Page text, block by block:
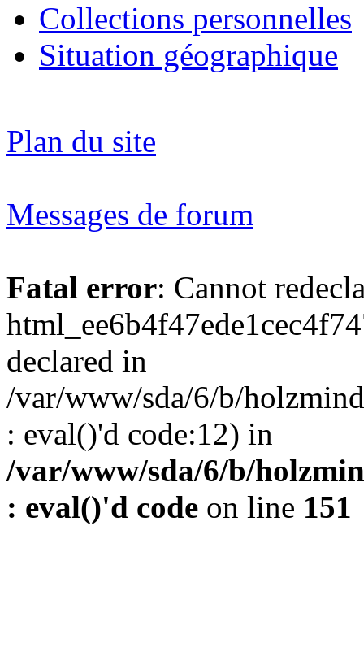
Collections personnelles
Situation géographique
Plan du site
Messages de forum
Fatal error: Cannot
declared in
/var/www/sda/6/b/
: eval()'d code:12) in
/var/www/sda/6/b/
: eval()'d code on line 151